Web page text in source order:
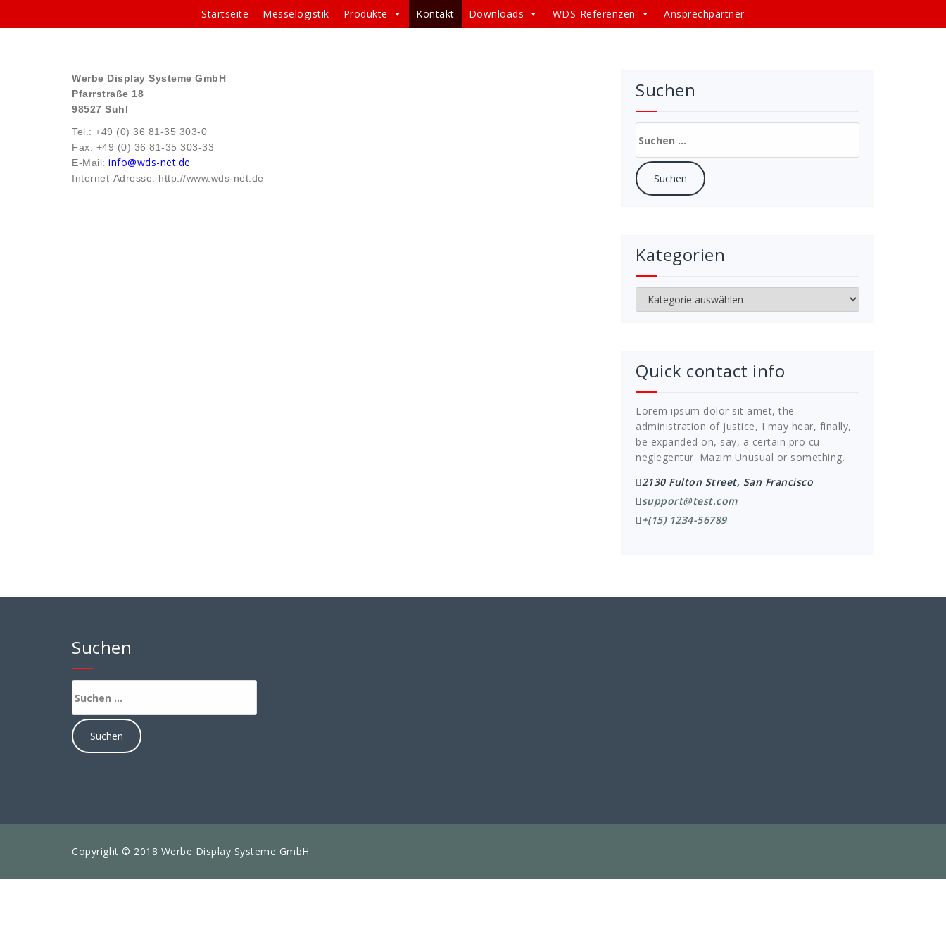
Startseite Messelogistik Produkte Kontakt Downloads WDS-Referenzen Ansprechpartner
Werbe Display Systeme GmbH
Pfarrstraße 18
98527 Suhl
Tel.: +49 (0) 36 81-35 303-0
Fax: +49 (0) 36 81-35 303-33
E-Mail: info@wds-net.de
Internet-Adresse: http://www.wds-net.de
Suchen
nach:
Kategorien
Kategorien
Quick contact info
Lorem ipsum dolor sit amet, the
administration of justice, I may hear, finally,
be expanded on, say, a certain pro cu
neglegentur. Mazim.Unusual or something.
2130 Fulton Street, San Francisco
support@test.com
+(15) 1234-56789
Suchen
nach:
Copyright © 2018 Werbe Display Systeme GmbH